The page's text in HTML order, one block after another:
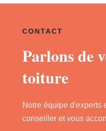
CONTACT
Parlons de
toiture
Notre équipe d'experts
conseiller et vous